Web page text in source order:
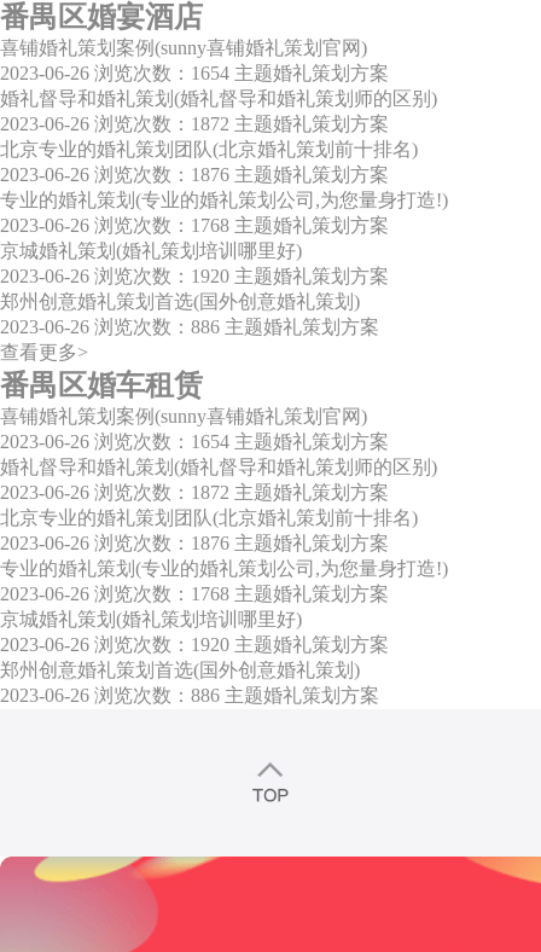
番禺区婚宴酒店
喜铺婚礼策划案例(sunny喜铺婚礼策划官网)
2023-06-26 浏览次数：1654 主题婚礼策划方案
婚礼督导和婚礼策划(婚礼督导和婚礼策划师的区别)
2023-06-26 浏览次数：1872 主题婚礼策划方案
北京专业的婚礼策划团队(北京婚礼策划前十排名)
2023-06-26 浏览次数：1876 主题婚礼策划方案
专业的婚礼策划(专业的婚礼策划公司,为您量身打造!)
2023-06-26 浏览次数：1768 主题婚礼策划方案
京城婚礼策划(婚礼策划培训哪里好)
2023-06-26 浏览次数：1920 主题婚礼策划方案
郑州创意婚礼策划首选(国外创意婚礼策划)
2023-06-26 浏览次数：886 主题婚礼策划方案
查看更多>
番禺区婚车租赁
喜铺婚礼策划案例(sunny喜铺婚礼策划官网)
2023-06-26 浏览次数：1654 主题婚礼策划方案
婚礼督导和婚礼策划(婚礼督导和婚礼策划师的区别)
2023-06-26 浏览次数：1872 主题婚礼策划方案
北京专业的婚礼策划团队(北京婚礼策划前十排名)
2023-06-26 浏览次数：1876 主题婚礼策划方案
专业的婚礼策划(专业的婚礼策划公司,为您量身打造!)
2023-06-26 浏览次数：1768 主题婚礼策划方案
京城婚礼策划(婚礼策划培训哪里好)
2023-06-26 浏览次数：1920 主题婚礼策划方案
郑州创意婚礼策划首选(国外创意婚礼策划)
2023-06-26 浏览次数：886 主题婚礼策划方案